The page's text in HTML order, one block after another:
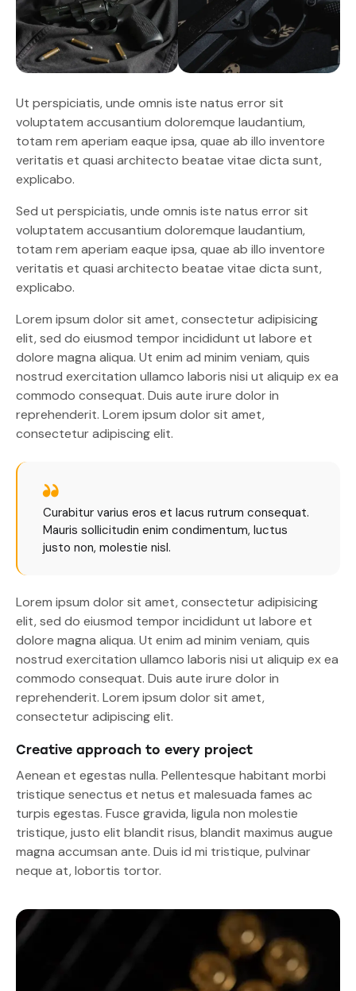
Ut perspiciatis, unde omnis iste natus error sit
voluptatem accusantium doloremque laudantium,
totam rem aperiam eaque ipsa, quae ab illo inventore
veritatis et quasi architecto beatae vitae dicta sunt,
explicabo.
Sed ut perspiciatis, unde omnis iste natus error sit
voluptatem accusantium doloremque laudantium,
totam rem aperiam eaque ipsa, quae ab illo inventore
veritatis et quasi architecto beatae vitae dicta sunt,
explicabo.
Lorem ipsum dolor sit amet, consectetur adipisicing
elit, sed do eiusmod tempor incididunt ut labore et
dolore magna aliqua. Ut enim ad minim veniam, quis
nostrud exercitation ullamco laboris nisi ut aliquip ex ea
commodo consequat. Duis aute irure dolor in
reprehenderit. Lorem ipsum dolor sit amet,
consectetur adipiscing elit.
Curabitur varius eros et lacus rutrum consequat.
Mauris sollicitudin enim condimentum, luctus
justo non, molestie nisl.
Lorem ipsum dolor sit amet, consectetur adipisicing
elit, sed do eiusmod tempor incididunt ut labore et
dolore magna aliqua. Ut enim ad minim veniam, quis
nostrud exercitation ullamco laboris nisi ut aliquip ex ea
commodo consequat. Duis aute irure dolor in
reprehenderit. Lorem ipsum dolor sit amet,
consectetur adipiscing elit.
Creative approach to every project
Aenean et egestas nulla. Pellentesque habitant morbi
tristique senectus et netus et malesuada fames ac
turpis egestas. Fusce gravida, ligula non molestie
tristique, justo elit blandit risus, blandit maximus augue
magna accumsan ante. Duis id mi tristique, pulvinar
neque at, lobortis tortor.